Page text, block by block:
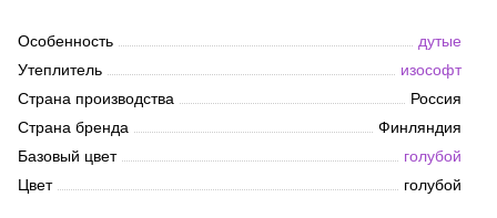
Особенность
дутые
Утеплитель
изософт
Страна производства
Россия
Страна бренда
Финляндия
Базовый цвет
голубой
Цвет
голубой